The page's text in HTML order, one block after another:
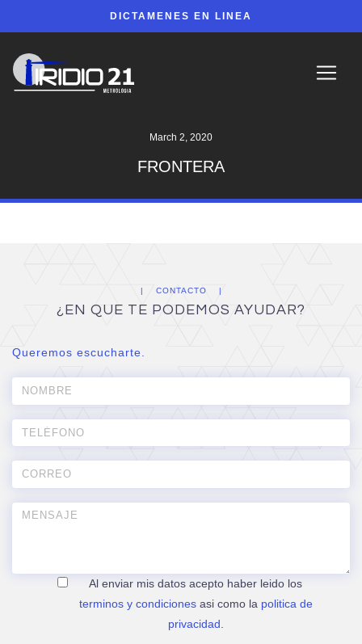
DICTAMENES EN LINEA
March 2, 2020
FRONTERA
CONTACTO
¿EN QUE TE PODEMOS AYUDAR?
Queremos escucharte.
Al enviar mis datos acepto haber leido los
terminos y condicionesasi como la politica de
privacidad